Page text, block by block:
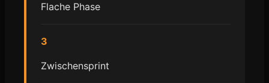
Flache Phase
3
Zwischensprint